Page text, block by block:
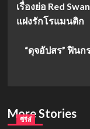
เรื่องย่อ Red
แฝงรักโรแมนติก
“ดุจอัปสร” ฟิน
More Stories
ซีรีส์